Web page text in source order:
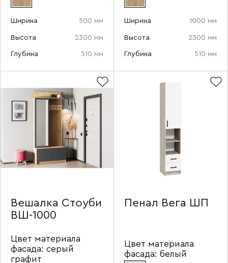
Ширина 500 мм
Высота 2300 мм
Глубина 510 мм
Ширина 1000 мм
Высота 2300 мм
Глубина 510 мм
Вешалка Стоуби
ВШ-1000
Цвет материала
фасада: серый
графит
Пенал Вега ШП
Цвет материала
фасада: белый